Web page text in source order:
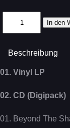
Beschreibung
01. Vinyl LP
02. CD (Digipack)
01. Beyond The